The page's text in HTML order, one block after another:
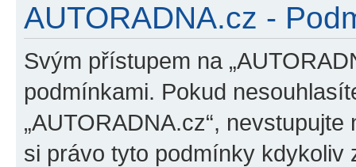
AUTORADNA.cz -
Svým přístupem na
podmínkami. Pokud
„AUTORADNA.cz“,
si právo tyto podmínky kdykoliv